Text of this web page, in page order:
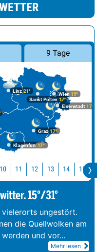
9 Tage
Graz17°
Klagenfurt 17°
Linz21°
Wien 19°
Eisenstadt 17°
Sankt Pölten 17°
10 11 12 13 14 15
15°/31°
vielerorts ungestört.
die Quellwolken am
und vor...
Mehr lesen